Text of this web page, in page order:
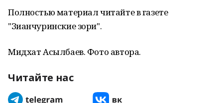
Полностью материал читайте в газете
"Зианчуринские зори".
Мидхат Асылбаев. Фото автора.
Читайте нас